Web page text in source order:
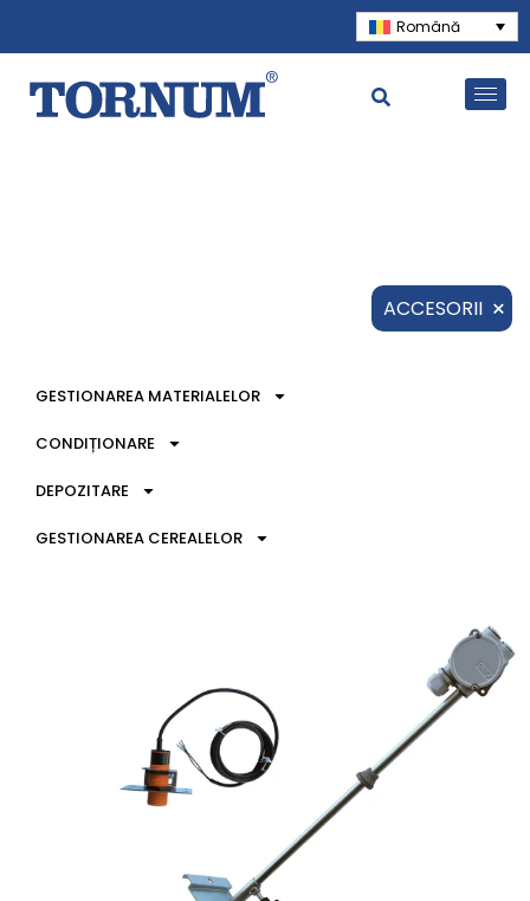
Română
ACCESORII ×
GESTIONAREA MATERIALELOR
CONDIȚIONARE
DEPOZITARE
GESTIONAREA CEREALELOR